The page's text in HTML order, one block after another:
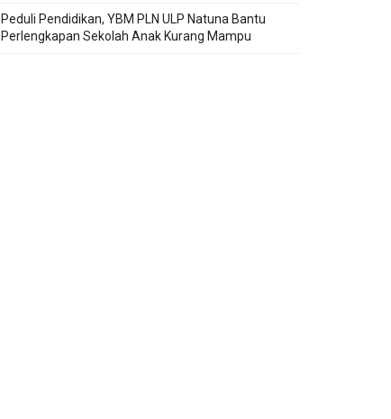
Peduli Pendidikan, YBM PLN ULP Natuna Bantu
Perlengkapan Sekolah Anak Kurang Mampu